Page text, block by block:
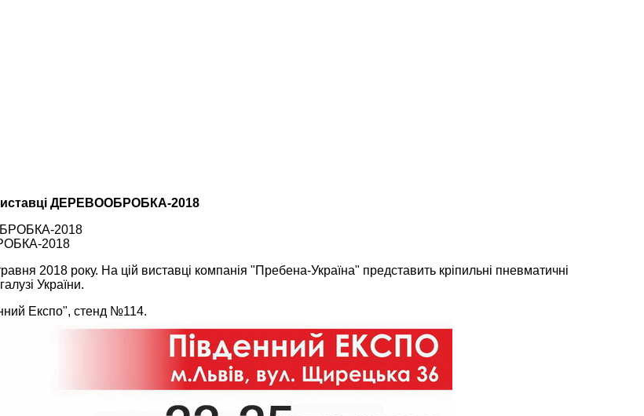
ДЕРЕВООБРОБКА-2018
2018
2018 року. На цій виставці компанія "Пребена-Україна" представить кріпильні пневматичні
України.
Експо", стенд №114.